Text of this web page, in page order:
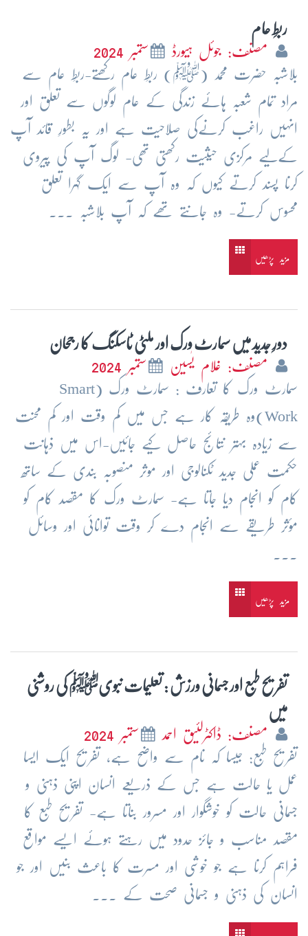
ربطِ عام
مصنف: جوئل ہیورڈ
ستمبر 2024
بلاشبہ حضرت محمد (ﷺ) ربطِ عام رکھتے-ربطِ عام سے
مراد تمام شعبہ ہائے زندگی کے عام لوگوں سے تعلق اور
انہیں راغب کرنےکی صلاحیت ہے اور یہ بطورِ قائد آپ
کےلیے مرکزی حیثیت رکھتی تھی- لوگ آپ کی پیروی
کرنا پسند کرتے کیوں کہ وہ آپ سے ایک گہرا تعلق
محسوس کرتے- وہ جانتے تھے کہ آپ بلاشبہ ...
مزید پڑھیں
دورِ جدید میں سمارٹ ورک اور ملٹی ٹاسکنگ کا رجحان
مصنف: غلام یٰسین
ستمبر 2024
سمارٹ ورک کا تعارف : سمارٹ ورک (Smart
Work)وہ طریقہ کار ہے جس میں کم وقت اور کم محنت
سے زیادہ بہتر نتائج حاصل کیے جائیں-اس میں ذہانت
حکمت عملی جدید ٹکنالوجی اور موثر منصوبہ بندی کے ساتھ
کام کو انجام دیا جاتا ہے- سمارٹ ورک کا مقصد کام کو
مؤثر طریقے سے انجام دے کر وقت توانائی اور وسائل
مزید پڑھیں
تفریح طبع اور جسمانی ورزش : تعلیمات نبویﷺ کی روشنی
میں
مصنف: ڈاکٹرلئیق احمد
ستمبر 2024
تفریح طبع: جیسا کہ نام سے واضح ہے، تفریح ایک ایسا
عمل یا حالت ہے جس کے ذریعے انسان اپنی ذہنی و
جسمانی حالت کو خوشگوار اور مسرور بناتا ہے- تفریح طبع کا
مقصد مناسب و جائز حدود میں رہتے ہوئے ایسے مواقع
فراہم کرنا ہے جو خوشی اور مسرت کا باعث بنیں اور جو
انسان کی ذہنی و جسمانی صحت کے ...